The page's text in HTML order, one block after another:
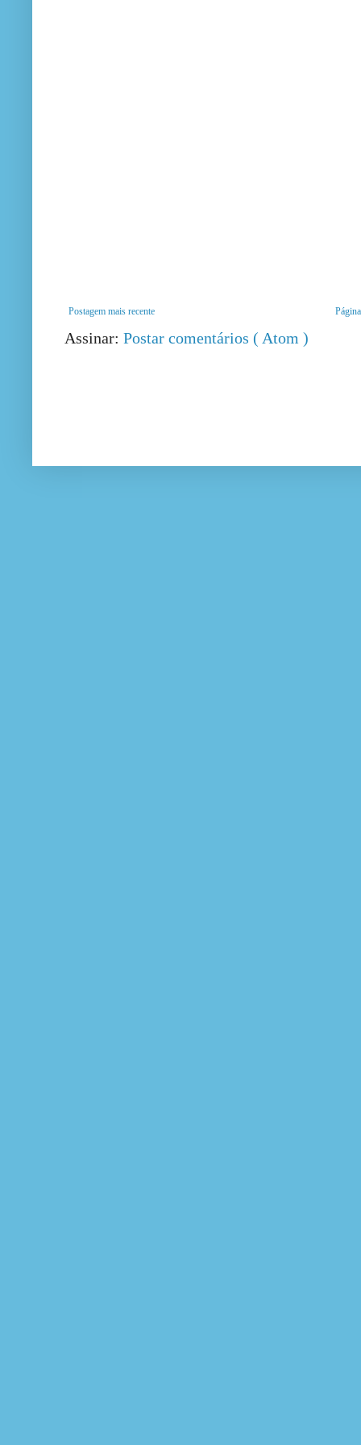
Postagem mais recente
Assinar: Postar comentários ( Atom )